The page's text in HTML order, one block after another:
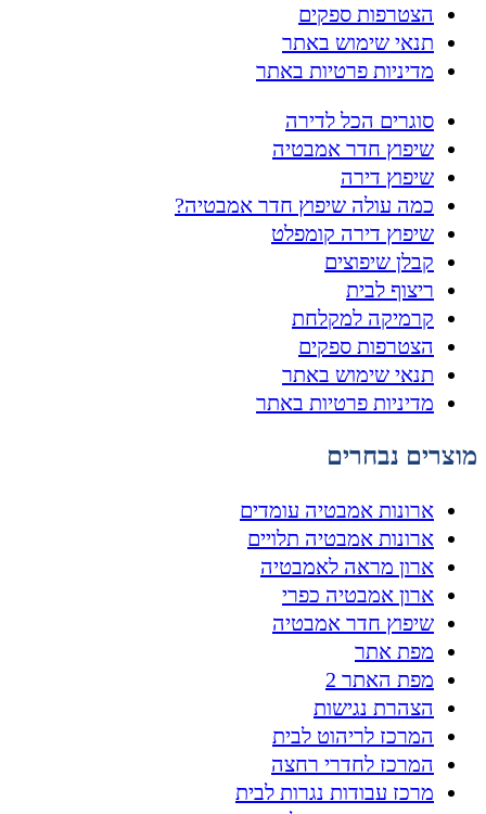
הצטרפות ספקים
תנאי שימוש באתר
מדיניות פרטיות באתר
סוגרים הכל לדירה
שיפוץ חדר אמבטיה
שיפוץ דירה
כמה עולה שיפוץ חדר אמבטיה?
שיפוץ דירה קומפלט
קבלן שיפוצים
ריצוף לבית
קרמיקה למקלחת
הצטרפות ספקים
תנאי שימוש באתר
מדיניות פרטיות באתר
מוצרים נבחרים
ארונות אמבטיה עומדים
ארונות אמבטיה תלויים
ארון מראה לאמבטיה
ארון אמבטיה כפרי
שיפוץ חדר אמבטיה
מפת אתר
מפת האתר 2
הצהרת נגישות
המרכז לריהוט לבית
המרכז לחדרי רחצה
מרכז עבודות נגרות לבית